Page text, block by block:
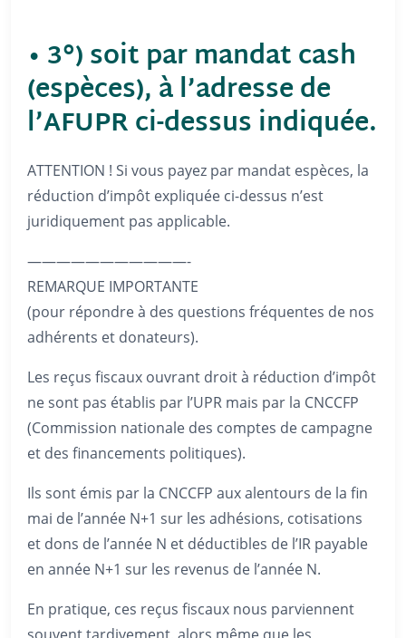
• 3°) soit par mandat cash
(espèces), à l’adresse de
l’AFUPR ci-dessus indiquée.
ATTENTION ! Si vous payez par mandat espèces, la
réduction d’impôt expliquée ci-dessus n’est
juridiquement pas applicable.
———————————-
REMARQUE IMPORTANTE
(pour répondre à des questions fréquentes de nos
adhérents et donateurs).
Les reçus fiscaux ouvrant droit à réduction d’impôt
ne sont pas établis par l’UPR mais par la CNCCFP
(Commission nationale des comptes de campagne
et des financements politiques).
Ils sont émis par la CNCCFP aux alentours de la fin
mai de l’année N+1 sur les adhésions, cotisations
et dons de l’année N et déductibles de l’IR payable
en année N+1 sur les revenus de l’année N.
En pratique, ces reçus fiscaux nous parviennent